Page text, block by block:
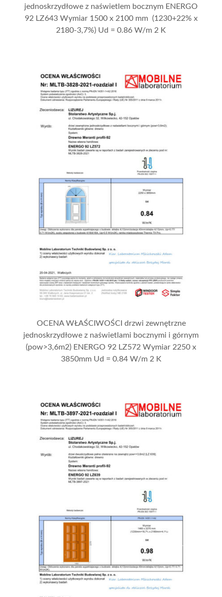
jednoskrzydłowe z naświetlem bocznym ENERGO
92 LZ643 Wymiar 1500 x 2100 mm (1230+22% x
2180-3,7%) Ud = 0.86 W/m 2 K
OCENA WŁAŚCIWOŚCI drzwi zewnętrzne
jednoskrzydłowe z naświetlami bocznymi i górnym
(pow>3,6m2) ENERGO 92 LZ572 Wymiar 2250 x
3850mm Ud = 0.84 W/m 2 K